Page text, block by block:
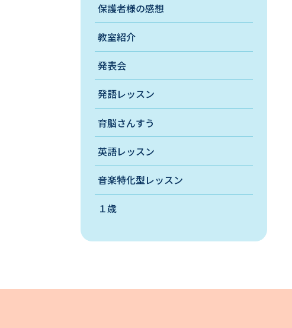
保護者様の感想
教室紹介
発表会
発語レッスン
育脳さんすう
英語レッスン
音楽特化型レッスン
１歳